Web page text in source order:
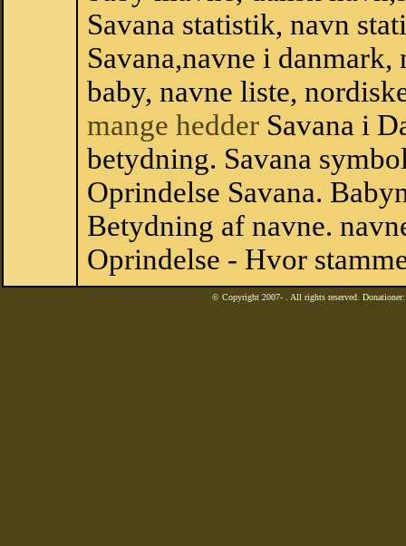
Savana statistik, navn
Savana,navne i
baby, navne liste,
mange hedder Savana i
betydning. Savana
Oprindelse Savana.
Betydning af navne.
Oprindelse - Hvor
© Copyright 2007- . All rights reserved.